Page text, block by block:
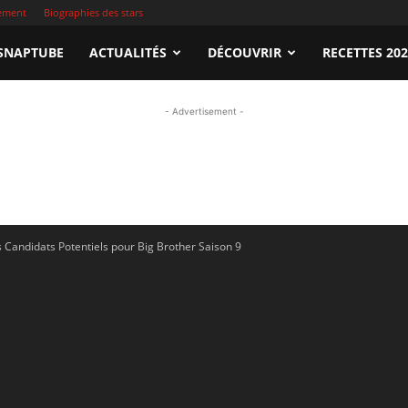
Biographies des stars
ACTUALITÉS DÉCOUVRIR RECETTES
- Advertisement -
Potentiels pour Big Brother Saison 9